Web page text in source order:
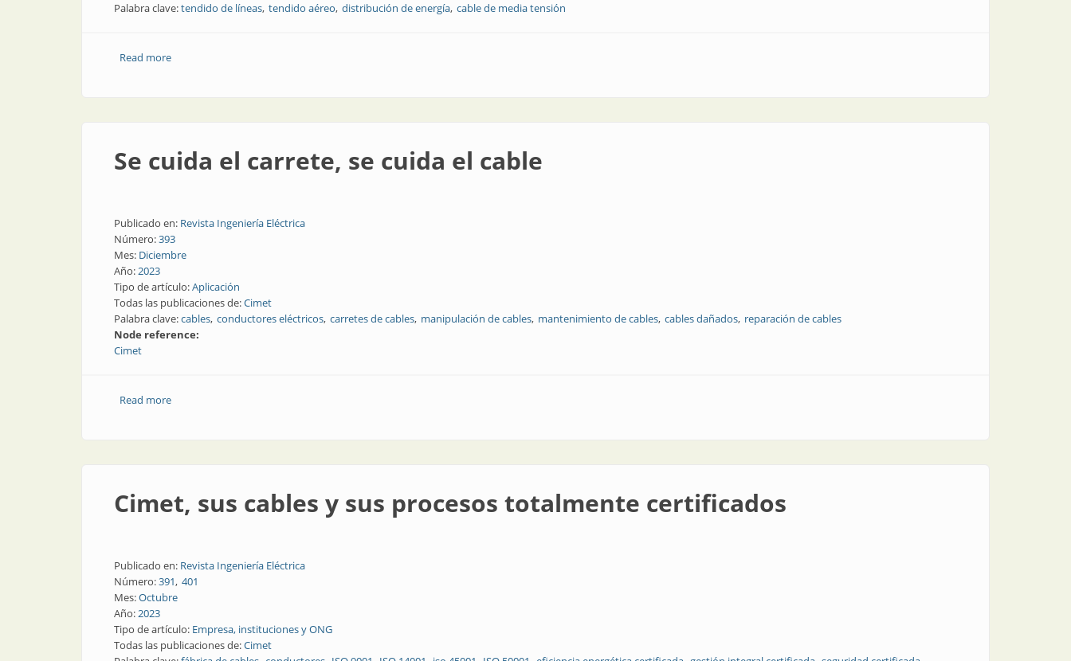
Palabra clave:tendido de líneas tendido aéreo distribución de energía cable de media tensión
Read moreabout Entre el aéreo desnudo y el subterráneo: cable preensamblado de media tensión
Se cuida el carrete, se cuida el cable
Publicado en: Revista Ingeniería Eléctrica
Número:393
Mes: Diciembre
Año:2023
Tipo de artículo:Aplicación
Todas las publicaciones de:Cimet
Palabra clave:cables conductores eléctricos carretes de cables manipulación de cables mantenimiento de cables cables dañados reparación de cables
Node reference:
Cimet
Read moreabout Se cuida el carrete, se cuida el cable
Cimet, sus cables y sus procesos totalmente certificados
Publicado en: Revista Ingeniería Eléctrica
Número:391 401
Mes:Octubre
Año:2023
Tipo de artículo: Empresa, instituciones y ONG
Todas las publicaciones de:Cimet